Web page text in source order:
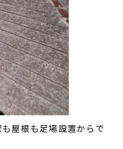
屋根も足場設置からで